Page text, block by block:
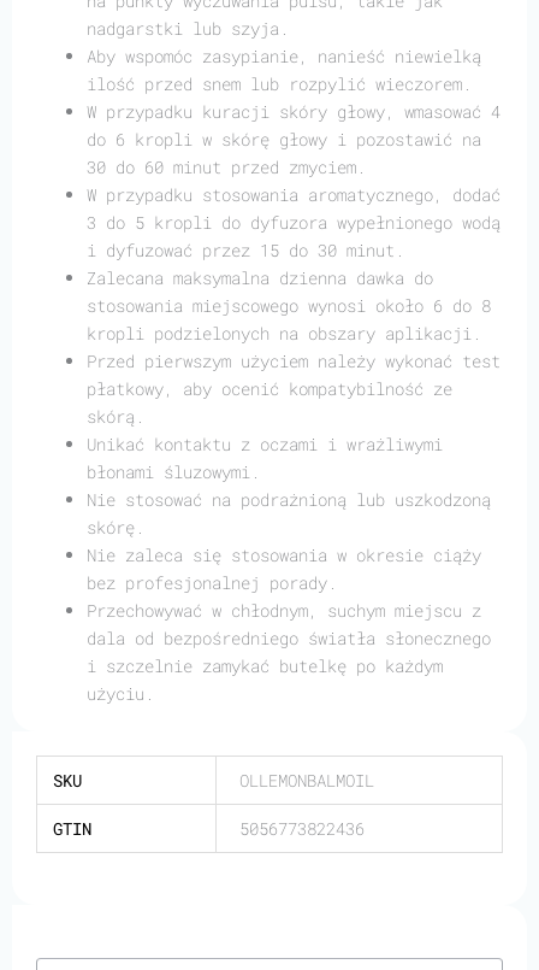
nadgarstki lub szyja.
Aby wspomóc zasypianie, nanieść niewielką
ilość przed snem lub rozpylić wieczorem.
W przypadku kuracji skóry głowy, wmasować 4
do 6 kropli w skórę głowy i pozostawić na
30 do 60 minut przed zmyciem.
W przypadku stosowania aromatycznego, dodać
3 do 5 kropli do dyfuzora wypełnionego wodą
i dyfuzować przez 15 do 30 minut.
Zalecana maksymalna dzienna dawka do
stosowania miejscowego wynosi około 6 do 8
kropli podzielonych na obszary aplikacji.
Przed pierwszym użyciem należy wykonać test
płatkowy, aby ocenić kompatybilność ze
skórą.
Unikać kontaktu z oczami i wrażliwymi
błonami śluzowymi.
Nie stosować na podrażnioną lub uszkodzoną
skórę.
Nie zaleca się stosowania w okresie ciąży
bez profesjonalnej porady.
Przechowywać w chłodnym, suchym miejscu z
dala od bezpośredniego światła słonecznego
i szczelnie zamykać butelkę po każdym
użyciu.
SKU OLLEMONBALMOIL
GTIN 5056773822436